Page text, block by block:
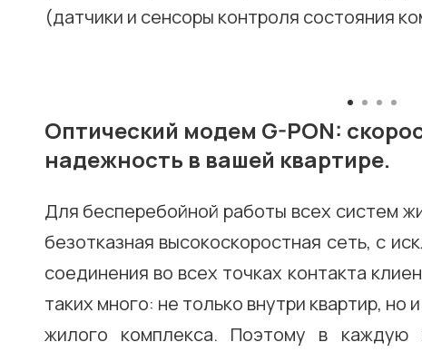
(датчики и сенсоры контроля состояния
Оптический модем G-PON:
надежность в вашей квартире.
Для бесперебойной работы всех систем
безотказная высокоскоростная сеть, с
соединения во всех точках контакта
таких много: не только внутри квартир, но
жилого комплекса. Поэтому в каждую